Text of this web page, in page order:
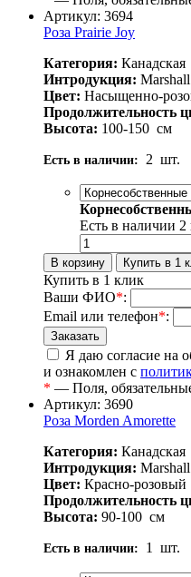
Артикул: 3694
Роза Prairie Joy
Категория: Канадская
Интродукция: Marshall
Цвет: Насыщенно-
Продолжительность
Высота: 100-150 см
Есть в наличии: 2 шт.
Есть в наличии 2
Купить в 1 клик
Ваши ФИО*:
Email или телефон*:
Я даю согласие на
и ознакомлен с
* — Поля,
Артикул: 3690
Роза Morden Amorette
Категория: Канадская
Интродукция: Marshall
Цвет: Красно-розовый
Продолжительность
Высота: 90-100 см
Есть в наличии: 1 шт.